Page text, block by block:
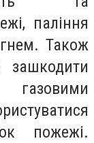
паління
Також
пожежі.